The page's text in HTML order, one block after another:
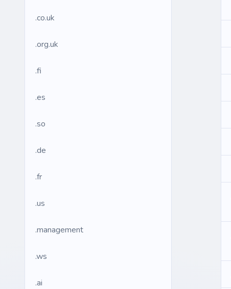
.co.uk
.org.uk
.fi
.es
.so
.de
.fr
.us
.management
.ws
.ai